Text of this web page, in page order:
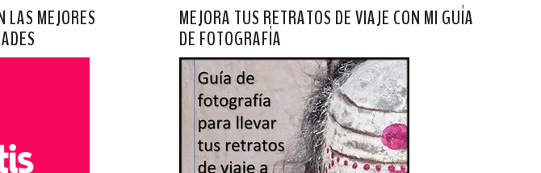
LAS MEJORES
MEJORA TUS RETRATOS DE VIAJE CON MI GUÍA
DE FOTOGRAFÍA